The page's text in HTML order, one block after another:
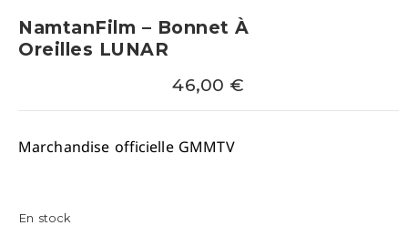
NamtanFilm – Bonnet À
Oreilles LUNAR
46,00 €
Marchandise officielle GMMTV
En stock